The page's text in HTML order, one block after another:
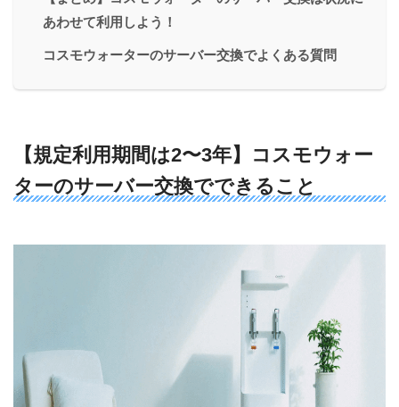
あわせて利用しよう！
コスモウォーターのサーバー交換でよくある質問
【規定利用期間は2〜3年】コスモウォー
ターのサーバー交換でできること